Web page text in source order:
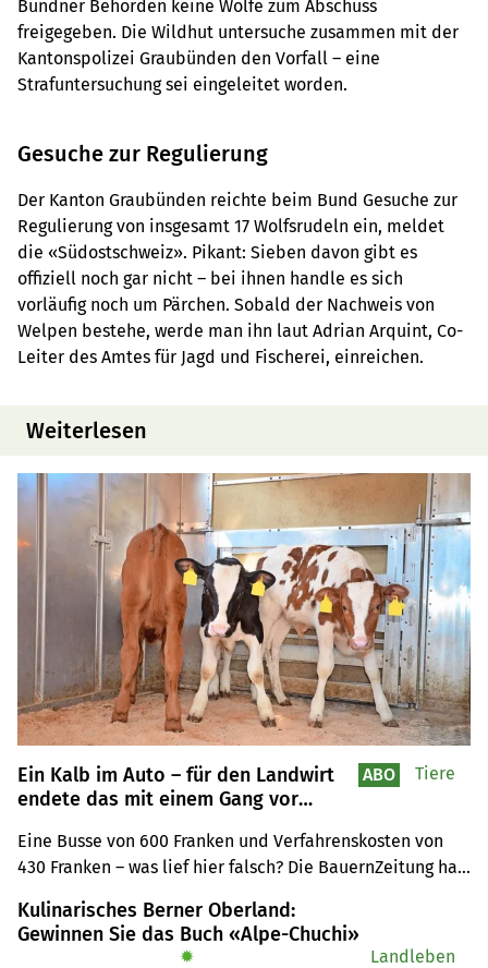
Bündner Behörden keine Wölfe zum Abschuss
freigegeben. Die Wildhut untersuche zusammen mit der
Kantonspolizei Graubünden den Vorfall – eine
Strafuntersuchung sei eingeleitet worden.
Gesuche zur Regulierung
Der Kanton Graubünden reichte beim Bund Gesuche zur
Regulierung von insgesamt 17 Wolfsrudeln ein, meldet
die «Südostschweiz». Pikant: Sieben davon gibt es
offiziell noch gar nicht – bei ihnen handle es sich
vorläufig noch um Pärchen. Sobald der Nachweis von
Welpen bestehe, werde man ihn laut Adrian Arquint, Co-
Leiter des Amtes für Jagd und Fischerei, einreichen.
Weiterlesen
Ein Kalb im Auto – für den Landwirt
endete das mit einem Gang vor
Eine Busse von 600 Franken und Verfahrenskosten von
430 Franken – was lief hier falsch? Die BauernZeitung hat
ABO Tiere
Kulinarisches Berner Oberland:
Gewinnen Sie das Buch «Alpe-Chuchi»
✹ Landleben